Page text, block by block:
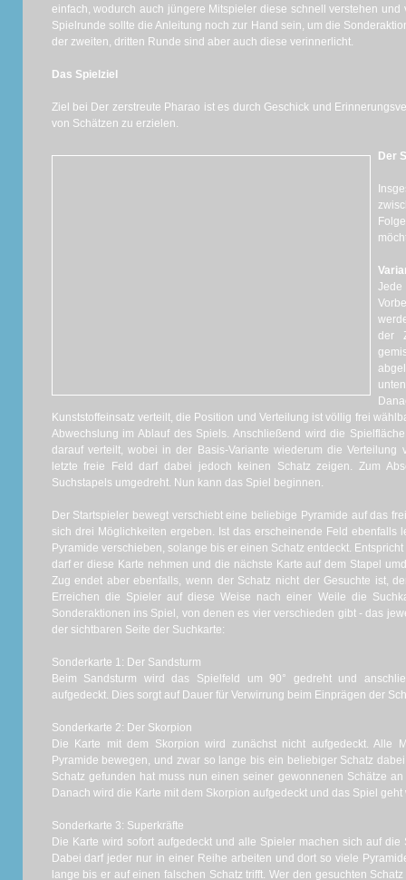
einfach, wodurch auch jüngere Mitspieler diese schnell verstehen
Spielrunde sollte die Anleitung noch zur Hand sein, um die
der zweiten, dritten Runde sind aber auch diese verinnerlicht.
Das Spielziel
Ziel bei Der zerstreute Pharao ist es durch Geschick und
von Schätzen zu erzielen.
Der
der
Kunststoffeinsatz verteilt, die Position und Verteilung ist völlig frei
Abwechslung im Ablauf des Spiels. Anschließend wird die
darauf verteilt, wobei in der Basis-Variante wiederum die Verteilung
letzte freie Feld darf dabei jedoch keinen Schatz zeigen. Zum
Suchstapels umgedreht. Nun kann das Spiel beginnen.
Der Startspieler bewegt verschiebt eine beliebige Pyramide auf das
sich drei Möglichkeiten ergeben. Ist das erscheinende Feld ebenfalls
Pyramide verschieben, solange bis er einen Schatz entdeckt.
darf er diese Karte nehmen und die nächste Karte auf dem Stapel
Zug endet aber ebenfalls, wenn der Schatz nicht der Gesuchte ist,
Erreichen die Spieler auf diese Weise nach einer Weile die
Sonderaktionen ins Spiel, von denen es vier verschieden gibt - das
der sichtbaren Seite der Suchkarte:
Sonderkarte 1: Der Sandsturm
Beim Sandsturm wird das Spielfeld um 90° gedreht und
aufgedeckt. Dies sorgt auf Dauer für Verwirrung beim Einprägen der
Sonderkarte 2: Der Skorpion
Die Karte mit dem Skorpion wird zunächst nicht aufgedeckt. Alle
Pyramide bewegen, und zwar so lange bis ein beliebiger Schatz
Schatz gefunden hat muss nun einen seiner gewonnenen Schätze
Danach wird die Karte mit dem Skorpion aufgedeckt und das Spiel geht
Sonderkarte 3: Superkräfte
Die Karte wird sofort aufgedeckt und alle Spieler machen sich auf die
Dabei darf jeder nur in einer Reihe arbeiten und dort so viele
lange bis er auf einen falschen Schatz trifft. Wer den gesuchten